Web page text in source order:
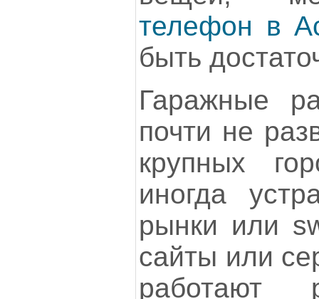
телефон в
быть
Гаражные
почти не
крупных
иногда
рынки или
сайты или
работают